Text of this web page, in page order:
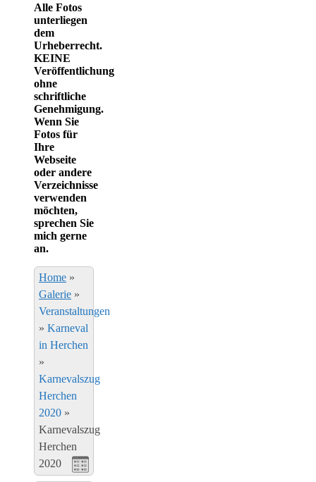
Alle Fotos
unterliegen
dem
Urheberrecht.
KEINE
Veröffentlichung
ohne
schriftliche
Genehmigung.
Wenn Sie
Fotos für
Ihre
Webseite
oder andere
Verzeichnisse
verwenden
möchten,
sprechen Sie
mich gerne
an.
Home »
Galerie »
Veranstaltungen
» Karneval
in Herchen
»
Karnevalszug
Herchen
2020 »
Karnevalszug
Herchen
2020